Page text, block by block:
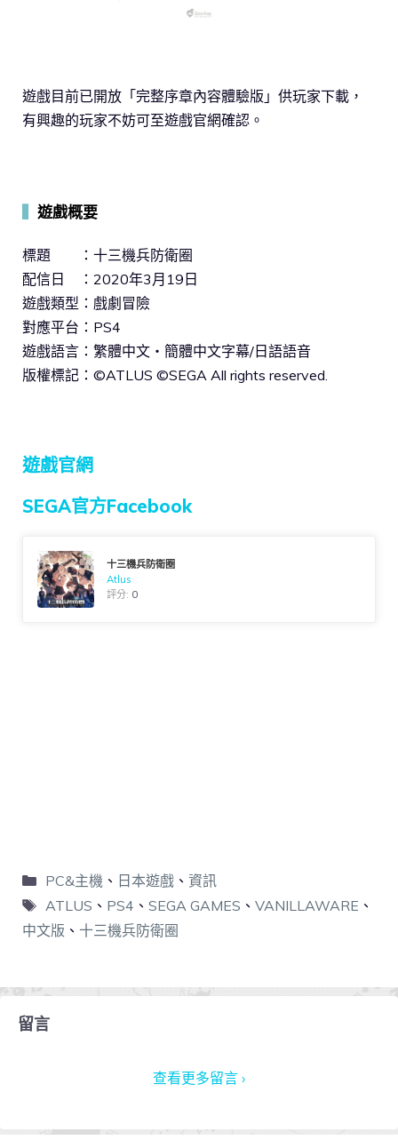
遊戲目前已開放「完整序章內容體驗版」供玩家下載，
有興趣的玩家不妨可至遊戲官網確認。
遊戲概要
標題 ：十三機兵防衛圈
配信日 ：2020年3月19日
遊戲類型：戲劇冒險
對應平台：PS4
遊戲語言：繁體中文・簡體中文字幕/日語語音
版權標記：©ATLUS ©SEGA All rights reserved.
遊戲官網
SEGA官方Facebook
十三機兵防衛圈
Atlus
評分: 0
PC&主機、 日本遊戲、 資訊
ATLUS 、 PS4 、 SEGA GAMES 、 VANILLAWARE 、
中文版 、 十三機兵防衛圈
留言
查看更多留言 ›